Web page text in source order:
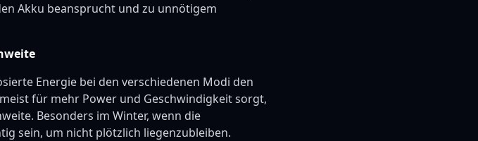
Akku beansprucht und zu unnötigem
Energie bei den verschiedenen Modi den
für mehr Power und Geschwindigkeit sorgt,
Besonders im Winter, wenn die
sein, um nicht plötzlich liegenzubleiben.